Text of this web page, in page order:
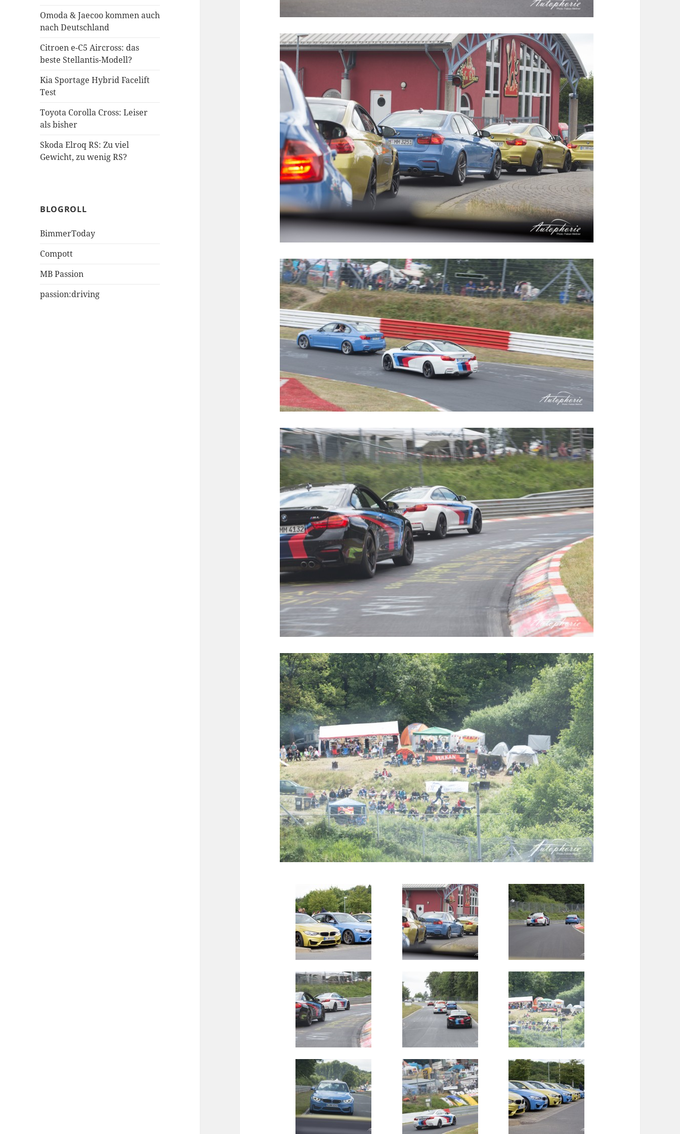
Omoda & Jaecoo kommen auch
nach Deutschland
Citroen e-C5 Aircross: das
beste Stellantis-Modell?
Kia Sportage Hybrid Facelift
Test
Toyota Corolla Cross: Leiser
als bisher
Skoda Elroq RS: Zu viel
Gewicht, zu wenig RS?
BLOGROLL
BimmerToday
Compott
MB Passion
passion:driving